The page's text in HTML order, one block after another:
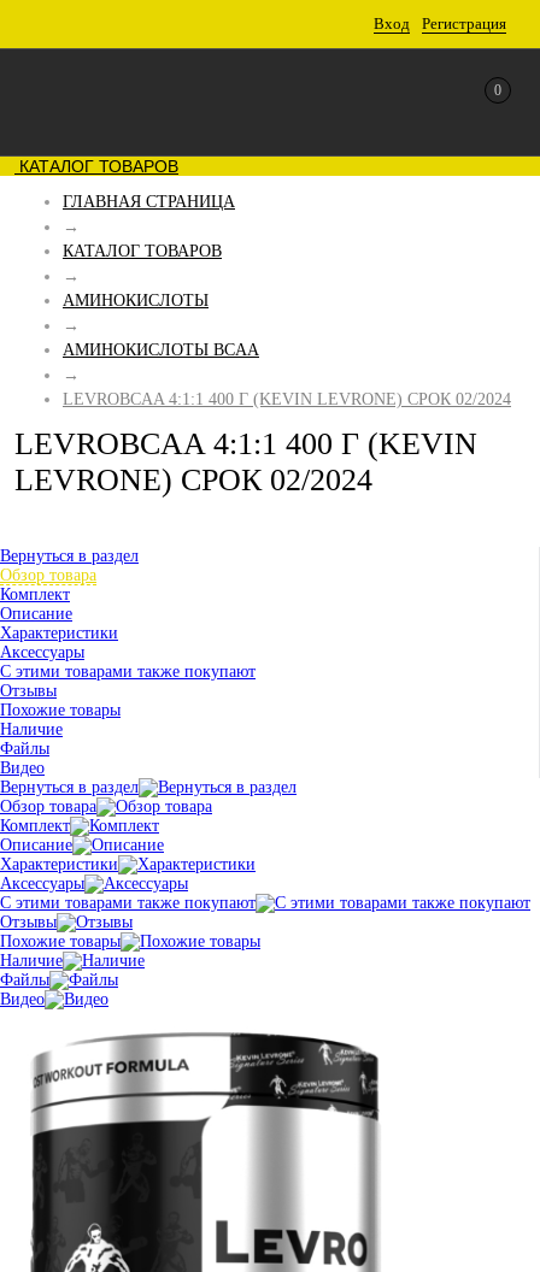
Вход Регистрация
0
КАТАЛОГ ТОВАРОВ
ГЛАВНАЯ СТРАНИЦА
→
КАТАЛОГ ТОВАРОВ
→
АМИНОКИСЛОТЫ
→
АМИНОКИСЛОТЫ BCAA
→
LEVROBCAA 4:1:1 400 Г (KEVIN LEVRONE) СРОК 02/2024
LEVROBCAA 4:1:1 400 Г (KEVIN
LEVRONE) СРОК 02/2024
Вернуться в раздел
Обзор товара
Комплект
Описание
Характеристики
Аксессуары
С этими товарами также покупают
Отзывы
Похожие товары
Наличие
Файлы
Видео
Вернуться в раздел
Обзор товара
Комплект
Описание
Характеристики
Аксессуары
С этими товарами также покупают
Отзывы
Похожие товары
Наличие
Файлы
Видео